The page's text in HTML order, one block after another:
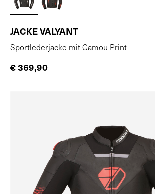
JACKE VALYANT
Sportlederjacke mit Camou Print
€ 369,90